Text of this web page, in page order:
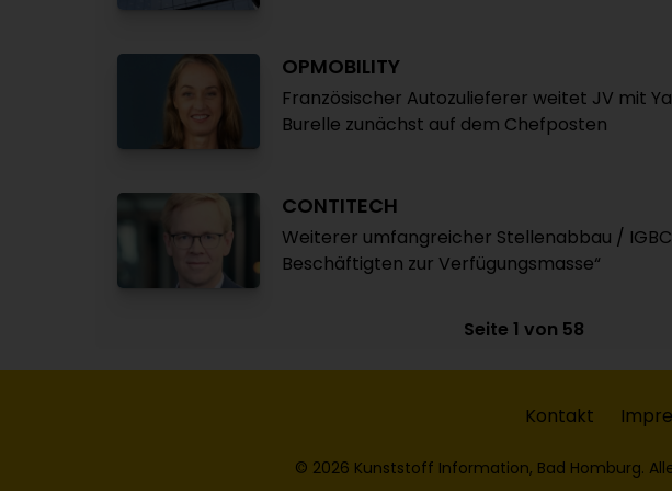
OPMOBILITY
Französischer Autozulieferer weitet JV mit
Burelle zunächst auf dem Chefposten
CONTITECH
Weiterer umfangreicher Stellenabbau /
Beschäftigten zur Verfügungsmasse“
Seite 1 von 58
Kontakt
© 2026 Kunststoff Information, Bad Homburg.